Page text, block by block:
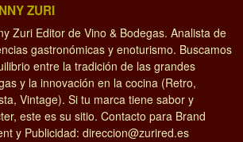
ZURI
Zuri Editor de Vino & Bodegas. Analista de
gastronómicas y enoturismo. Buscamos
entre la tradición de las grandes
y la innovación en la cocina (Retro,
Vintage). Si tu marca tiene sabor y
este es su sitio. Contacto para Brand
y Publicidad: direccion@zurired.es